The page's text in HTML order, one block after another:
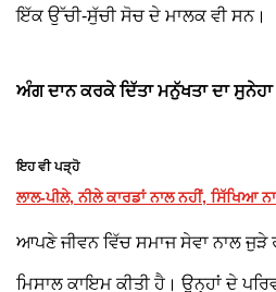
ਇੱਕ ਉੱਚੀ-ਸੁੱਚੀ ਸੋਚ ਦੇ ਮਾਲਕ ਵੀ ਸਨ।
ਅੰਗ ਦਾਨ ਕਰਕੇ ਦਿੱਤਾ ਮਨੁੱਖਤਾ ਦਾ ਸੁਨੇਹਾ
ਇਹ ਵੀ ਪੜ੍ਹੋ
ਲਾਲ-ਪੀਲੇ, ਨੀਲੇ ਕਾਰਡਾਂ ਨਾਲ ਨਹੀਂ, ਸਿੱਖਿਆ
ਆਪਣੇ ਜੀਵਨ ਵਿੱਚ ਸਮਾਜ ਸੇਵਾ ਨਾਲ
ਮਿਸਾਲ ਕਾਇਮ ਕੀਤੀ ਹੈ। ਉਨ੍ਹਾਂ ਦੇ